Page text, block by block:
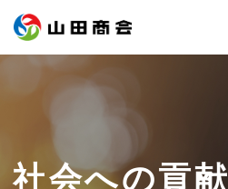
社会への貢献